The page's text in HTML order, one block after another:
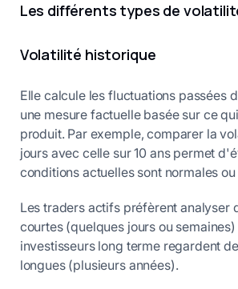
Les différents types de
Volatilité historique
Elle calcule les fluctuations passées
une mesure factuelle basée sur ce
produit. Par exemple, comparer la
jours avec celle sur 10 ans permet
conditions actuelles sont normales
Les traders actifs préfèrent analyser
courtes (quelques jours ou
investisseurs long terme regardent
longues (plusieurs années).